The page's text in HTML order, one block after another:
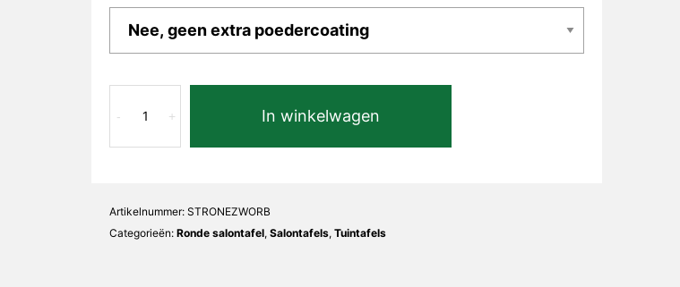
Bianco
+
- In winkelwagen
Artikelnummer: STRONEZWORB
Categorieën: Ronde salontafel, Salontafels, Tuintafels